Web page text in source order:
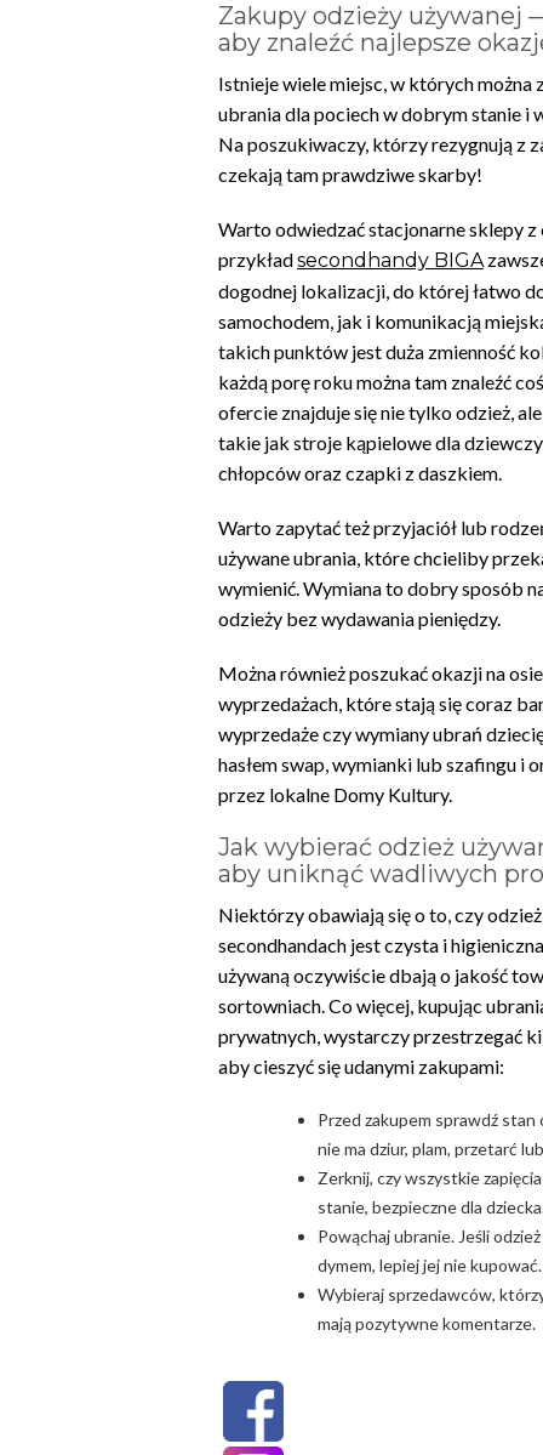
Zakupy odzieży używanej
aby znaleźć najlepsze
Istnieje wiele miejsc, w których można
ubrania dla pociech w dobrym stanie i
Na poszukiwaczy, którzy rezygnują z
czekają tam prawdziwe skarby!
Warto odwiedzać stacjonarne sklepy z
przykładsecondhandy BIGA
dogodnej lokalizacji, do której łatwo
samochodem, jak i komunikacją
takich punktów jest duża zmienność
każdą porę roku można tam znaleźć
ofercie znajduje się nie tylko odzież,
takie jak stroje kąpielowe dla
chłopców oraz czapki z daszkiem.
Warto zapytać też przyjaciół lub
używane ubrania, które chcieliby
wymienić. Wymiana to dobry sposób
odzieży bez wydawania pieniędzy.
Można również poszukać okazji na
wyprzedażach, które stają się coraz
wyprzedaże czy wymiany ubrań
hasłem swap, wymianki lub szafingu i
przez lokalne Domy Kultury.
Jak wybierać odzież
aby uniknąć wadliwych
Niektórzy obawiają się o to, czy
secondhandach jest czysta i
używaną oczywiście dbają o jakość
sortowniach. Co więcej, kupując
prywatnych, wystarczy przestrzegać
aby cieszyć się udanymi zakupami:
Przed zakupem sprawdź stan
nie ma dziur, plam, przetarć
Zerknij, czy wszystkie
stanie, bezpieczne dla
Powąchaj ubranie. Jeśli
dymem, lepiej jej nie kupować.
Wybieraj sprzedawców,
mają pozytywne komentarze.